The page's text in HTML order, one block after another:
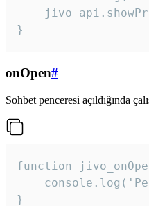
}
onOpen#
Sohbet penceresi açıldığında
function
}